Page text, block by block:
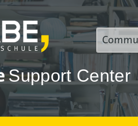
Support Center